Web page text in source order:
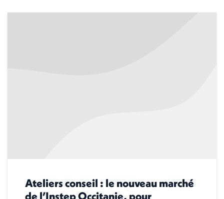
Ateliers conseil : le nouveau marché
de l’Instep Occitanie, pour